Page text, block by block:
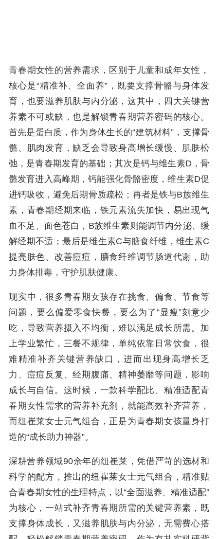
青春期女性的营养需求，区别于儿童和成年女性，
核心是“精准补、全面养”，既要支撑骨骼与身体发
育，也要滋养肌肤与内分泌，这其中，四大关键营
养素不可或缺，也是解锁青春期营养密码的核心。
首先是蛋白质，作为身体生长的“建筑材料”，支撑骨
骼、肌肉发育，缺乏会导致身高增长缓慢、肌肤松
弛，是青春期发育的基础；其次是钙与维生素D，骨
骼发育进入高峰期，钙能强化骨骼密度，维生素D促
进钙吸收，避免后期骨质疏松；再者是铁与B族维生
素，青春期经期来临，铁元素流失加快，易出现气
血不足、面色苍白，B族维生素则能调节内分泌、缓
解经期不适；最后是维生素C与膳食纤维，维生素C
提亮肤色、改善痘痘，膳食纤维调节肠道代谢，助
力身体排毒，守护肌肤健康。
现实中，很多青春期女孩存在挑食、偏食、节食等
问题，要么偏爱零食快餐，要么为了“显瘦”刻意少
吃，导致营养摄入不均衡，难以满足成长所需。加
上学业繁忙，三餐不规律，单纯依靠日常饮食，很
难精准补齐关键营养缺口，进而出现身高增长乏
力、痘痘反复、经期腹痛、精神萎靡等问题，影响
成长与自信。这时候，一款科学配比、精准适配青
春期女性需求的营养补充剂，就能高效补齐营养，
而纽崔莱女士元气组合，正是为青春期女孩量身打
造的“成长助力神器”。
深耕营养领域90余年的纽崔莱，凭借严苛的选材和
科学的配方，推出的纽崔莱女士元气组合，精准贴
合青春期女性的生理特点，以“全面滋养、精准适配”
为核心，一站式补齐青春期所需的关键营养素，既
支撑身体成长，又滋养肌肤与内分泌，无需费心搭